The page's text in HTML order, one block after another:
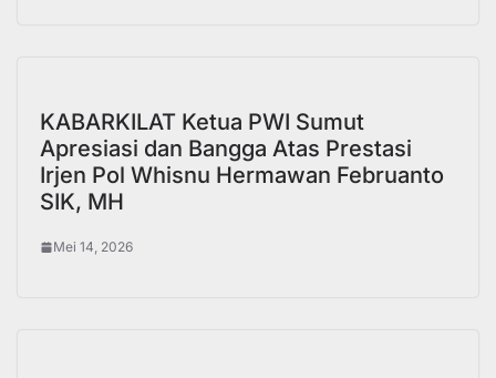
KABARKILAT Ketua PWI Sumut
Apresiasi dan Bangga Atas Prestasi
Irjen Pol Whisnu Hermawan Februanto
SIK, MH
Mei 14, 2026